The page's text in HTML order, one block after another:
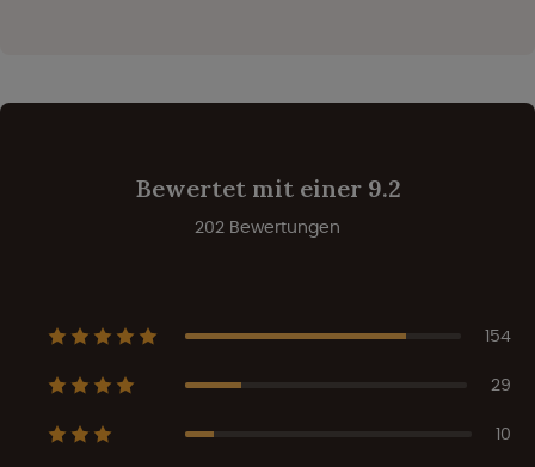
Bewertet mit einer 9.2
202 Bewertungen
154
29
10